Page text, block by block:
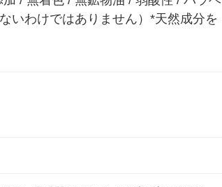
いわけではありません）*天然成分を